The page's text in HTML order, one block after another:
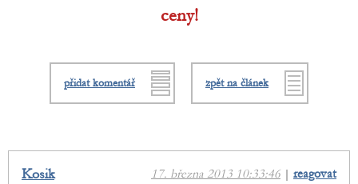
ceny!
přidat komentář zpět na článek
17. března 2013 10:33:46 | reagovat
Kosik